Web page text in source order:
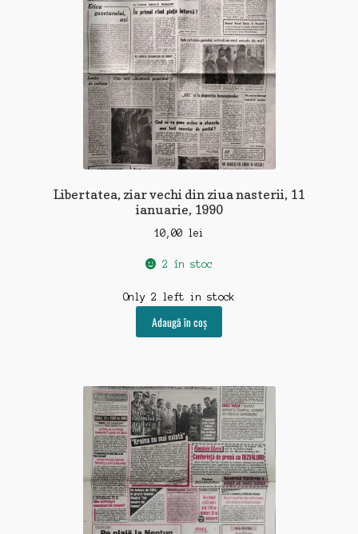
Libertatea, ziar vechi din ziua nasterii, 11
ianuarie, 1990
10,00 lei
2 în stoc
Only 2 left in stock
Adaugă în coș